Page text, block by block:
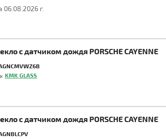
06.08.2026 г.
с датчиком дождя PORSCHE CAYENNE
KMK GLASS
с датчиком дождя PORSCHE CAYENNE